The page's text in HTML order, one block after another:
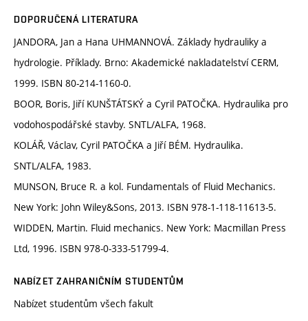
DOPORUČENÁ LITERATURA
JANDORA, Jan a Hana UHMANNOVÁ. Základy hydrauliky a
hydrologie. Příklady. Brno: Akademické nakladatelství CERM,
1999. ISBN 80-214-1160-0.
BOOR, Boris, Jiří KUNŠTÁTSKÝ a Cyril PATOČKA. Hydraulika pro
vodohospodářské stavby. SNTL/ALFA, 1968.
KOLÁŘ, Václav, Cyril PATOČKA a Jiří BÉM. Hydraulika.
SNTL/ALFA, 1983.
MUNSON, Bruce R. a kol. Fundamentals of Fluid Mechanics.
New York: John Wiley&Sons, 2013. ISBN 978-1-118-11613-5.
WIDDEN, Martin. Fluid mechanics. New York: Macmillan Press
Ltd, 1996. ISBN 978-0-333-51799-4.
NABÍZET ZAHRANIČNÍM STUDENTŮM
Nabízet studentům všech fakult